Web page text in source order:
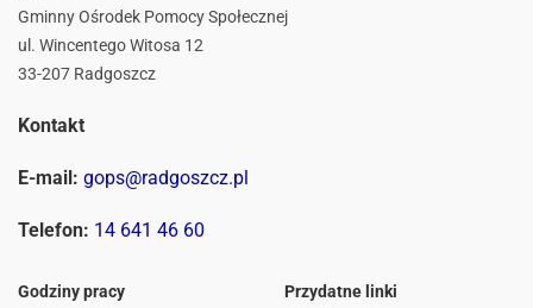
Gminny Ośrodek Pomocy Społecznej
ul. Wincentego Witosa 12
33-207 Radgoszcz
Kontakt
E-mail: gops@radgoszcz.pl
Telefon: 14 641 46 60
Godziny pracy Przydatne linki